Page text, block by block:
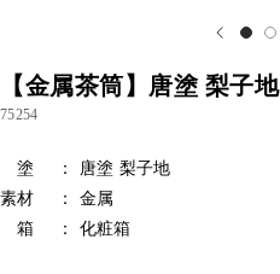
【金属茶筒】唐塗 梨子地
75254
塗 ： 唐塗 梨子地
素材 ： 金属
箱 ： 化粧箱